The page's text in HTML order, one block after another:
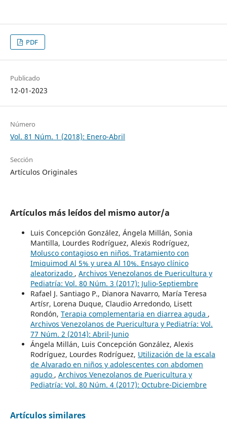
PDF
Publicado
12-01-2023
Número
Vol. 81 Núm. 1 (2018): Enero-Abril
Sección
Artículos Originales
Artículos más leídos del mismo autor/a
Luis Concepción González, Ángela Millán, Sonia
Mantilla, Lourdes Rodríguez, Alexis Rodríguez,
Molusco contagioso en niños. Tratamiento con
Imiquimod Al 5% y urea Al 10%. Ensayo clínico
aleatorizado , Archivos Venezolanos de Puericultura y
Pediatría: Vol. 80 Núm. 3 (2017): Julio-Septiembre
Rafael J. Santiago P., Dianora Navarro, María Teresa
Artísr, Lorena Duque, Claudio Arredondo, Lisett
Rondón, Terapia complementaria en diarrea aguda ,
Archivos Venezolanos de Puericultura y Pediatría: Vol.
77 Núm. 2 (2014): Abril-Junio
Ángela Millán, Luis Concepción González, Alexis
Rodríguez, Lourdes Rodríguez, Utilización de la escala
de Alvarado en niños y adolescentes con abdomen
agudo , Archivos Venezolanos de Puericultura y
Pediatría: Vol. 80 Núm. 4 (2017): Octubre-Diciembre
Artículos similares